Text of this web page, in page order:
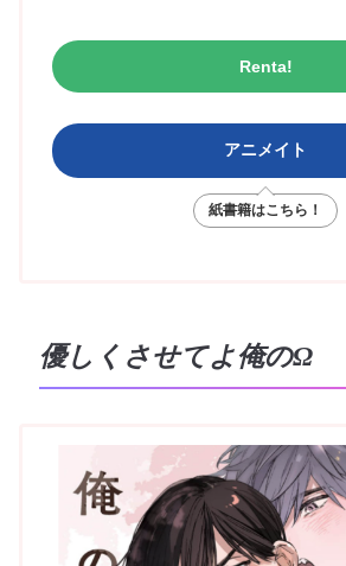
Renta!
アニメイト
紙書籍はこちら！
優しくさせてよ俺のΩ